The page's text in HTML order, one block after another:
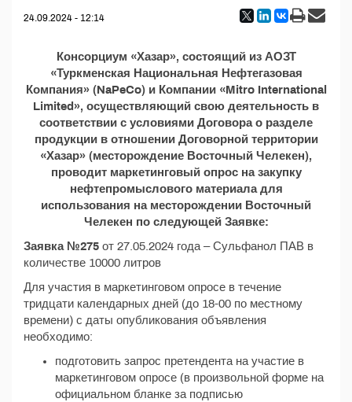
24.09.2024 - 12:14
Консорциум «Хазар», состоящий из АОЗТ
«Туркменская Национальная Нефтегазовая
Компания» (NaPeCo) и Компании «Mitro International
Limited», осуществляющий свою деятельность в
соответствии с условиями Договора о разделе
продукции в отношении Договорной территории
«Хазар» (месторождение Восточный Челекен),
проводит маркетинговый опрос на закупку
нефтепромыслового материала для
использования на месторождении Восточный
Челекен по следующей Заявке:
Заявка №275 от 27.05.2024 года – Сульфанол ПАВ в
количестве 10000 литров
Для участия в маркетинговом опросе в течение
тридцати календарных дней (до 18-00 по местному
времени) с даты опубликования объявления
необходимо:
подготовить запрос претендента на участие в
маркетинговом опросе (в произвольной форме на
официальном бланке за подписью